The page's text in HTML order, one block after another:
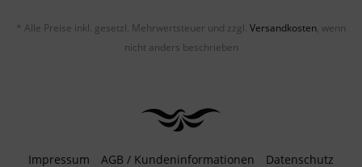
* Alle Preise inkl. gesetzl. Mehrwertsteuer und zzgl. Versandkosten, wenn
nicht anders beschrieben
Impressum AGB / Kundeninformationen Datenschutz